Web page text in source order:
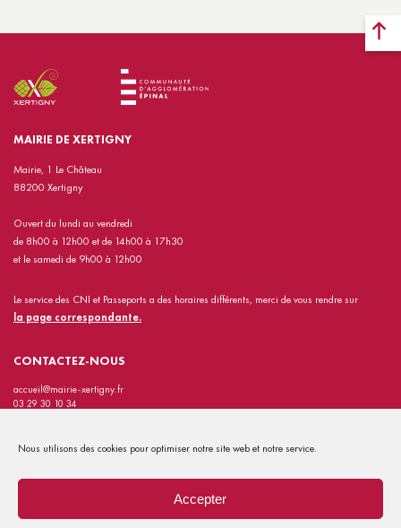
Nous utilisons des cookies pour optimiser notre site web et notre service.
Accepter
MAIRIE DE XERTIGNY
Mairie, 1 Le Château
88200 Xertigny
Ouvert du lundi au vendredi
de 8h00 à 12h00 et de 14h00 à 17h30
et le samedi de 9h00 à 12h00
Le service des CNI et Passeports a des horaires différents, merci de vous rendre sur
la page correspondante.
CONTACTEZ-NOUS
accueil@mairie-xertigny.fr
03 29 30 10 34
INFORMATIONS PRATIQUES
Politiques de confidentialité